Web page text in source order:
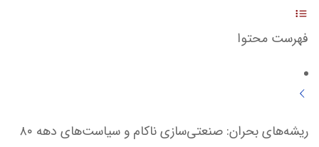
فهرست محتوا
ریشه‌های بحران: صنعتی‌سازی ناکام و سیاست‌های دهه ۸۰